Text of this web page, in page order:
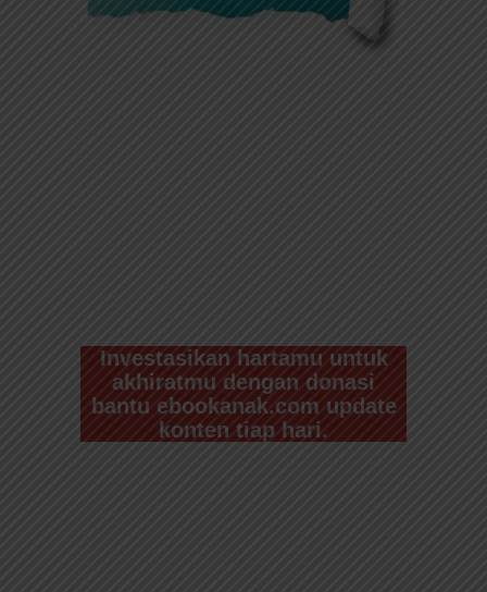
Investasikan hartamu untuk
akhiratmu dengan donasi
bantu ebookanak.com update
konten tiap hari.